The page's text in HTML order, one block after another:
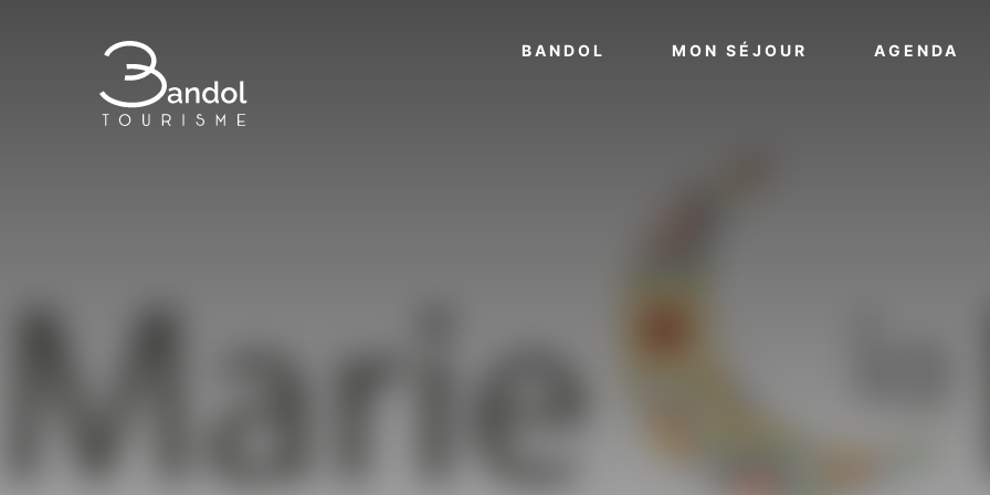
BANDOL VOIR PLUSMON SÉJOUR VOIR PLUSAGENDA